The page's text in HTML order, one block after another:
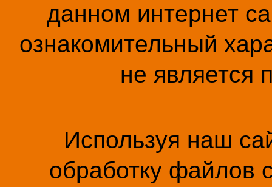
данном интернет
ознакомительный
не является
Используя наш
обработку файлов